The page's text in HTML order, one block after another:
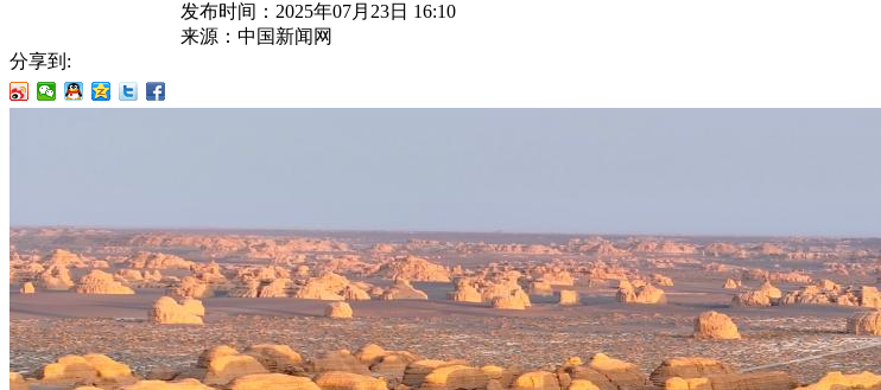
发布时间： 2025年07月23日 16:10
来源： 中国新闻网
分享到: